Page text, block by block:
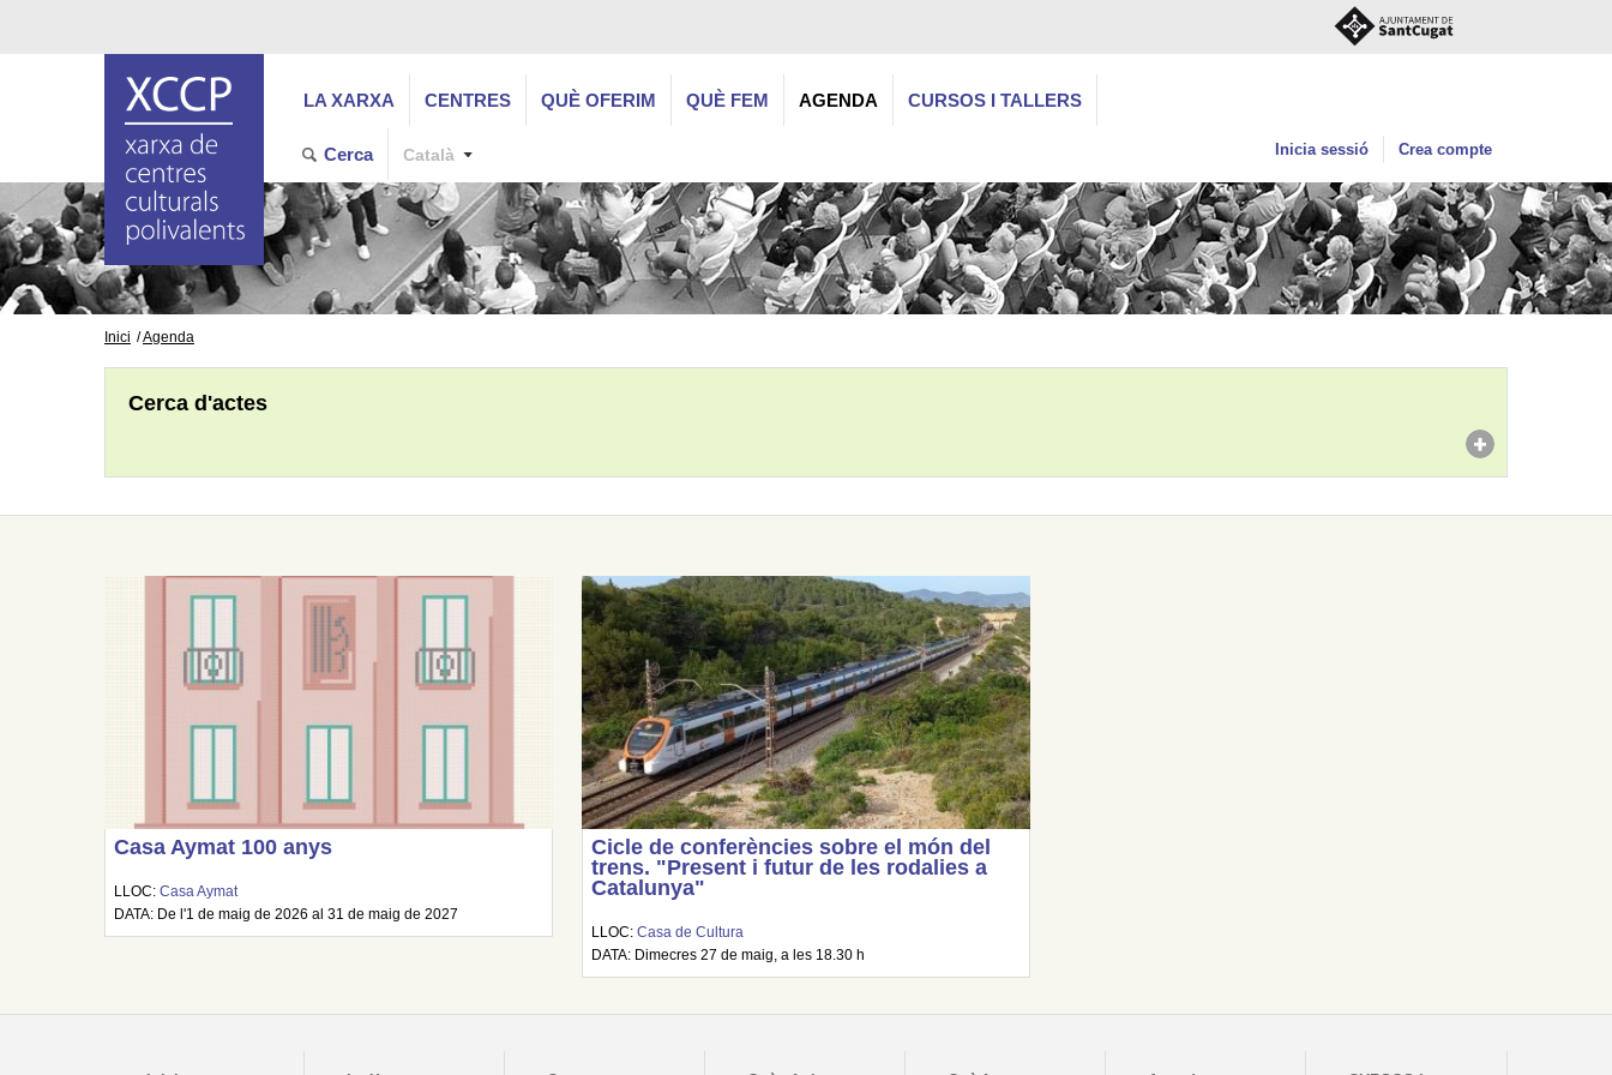
LA XARXA CENTRES QUÈ OFERIM QUÈ FEM AGENDA CURSOS I TALLERS
Cerca Català Inicia sessió Crea compte
Inici Agenda
Cerca d'actes
Casa Aymat 100 anys
LLOC:Casa Aymat
DATA: De l'1 de maig de 2026 al 31 de maig de 2027
Cicle de conferències sobre el món del
trens. "Present i futur de les rodalies a
Catalunya"
LLOC:Casa de Cultura
DATA: Dimecres 27 de maig, a les 18.30 h